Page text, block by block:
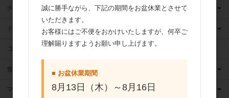
チョコレート
ドライフルーツ
ココア
食用油
マーガリン
誠に勝手ながら、下記の期間をお盆休業とさせて
いただきます。
お客様にはご不便をおかけいたしますが、何卒ご
理解賜りますようお願い申し上げます。
■ お盆休業期間
8月13日（木）～8月16日